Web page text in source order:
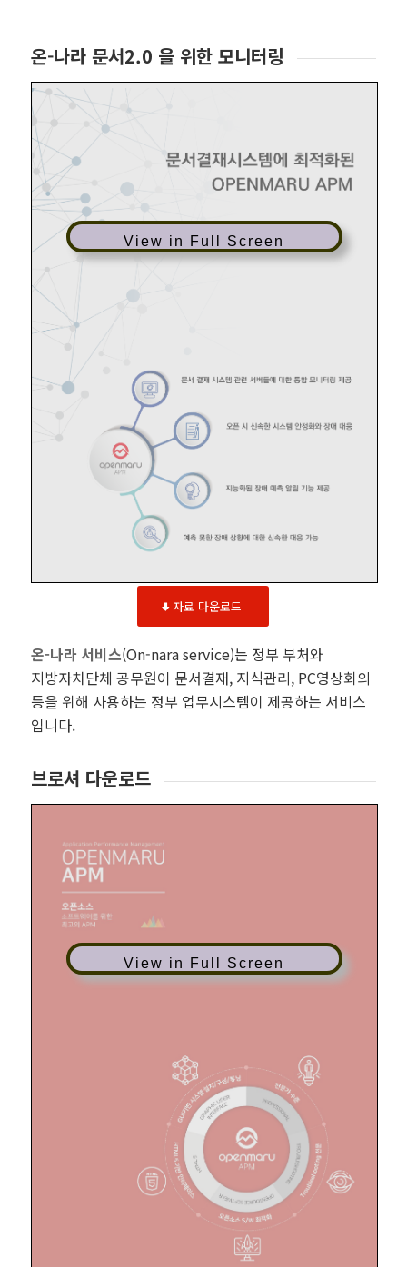
온-나라 문서2.0 을 위한 모니터링
View in Full Screen
자료 다운로드
온-나라 서비스(On-nara service)는 정부 부처와
지방자치단체 공무원이 문서결재, 지식관리, PC영상회의
등을 위해 사용하는 정부 업무시스템이 제공하는 서비스
입니다.
브로셔 다운로드
View in Full Screen